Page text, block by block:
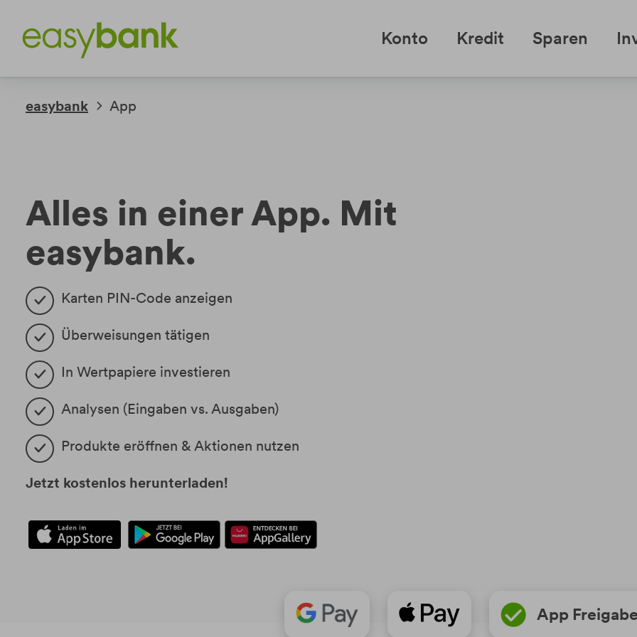
zum
zur
Konto Kredit Sparen
easybank App
Alles in einer App. Mit
easybank.
Karten PIN-Code anzeigen
Überweisungen tätigen
In Wertpapiere investieren
Analysen (Eingaben vs. Ausgaben)
Produkte eröffnen & Aktionen nutzen
Jetzt kostenlos herunterladen!
App